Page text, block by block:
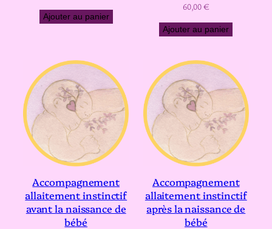
Ajouter au panier
60,00€
Ajouter au panier
Accompagnement
allaitement instinctif
avant la naissance de
bébé
Accompagnement
allaitement instinctif
après la naissance de
bébé